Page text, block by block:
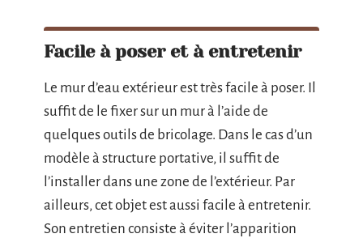
Facile à poser et à entretenir
Le mur d’eau extérieur est très facile à poser. Il
suffit de le fixer sur un mur à l’aide de
quelques outils de bricolage. Dans le cas d’un
modèle à structure portative, il suffit de
l’installer dans une zone de l’extérieur. Par
ailleurs, cet objet est aussi facile à entretenir.
Son entretien consiste à éviter l’apparition